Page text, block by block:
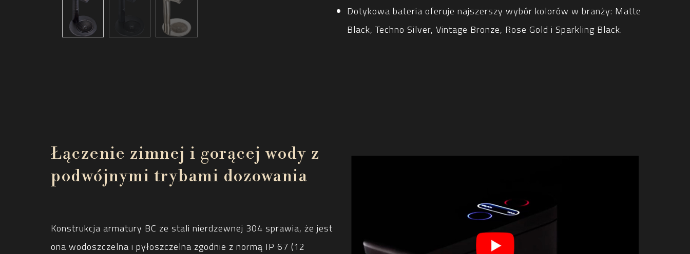
Dotykowa bateria oferuje najszerszy wybór kolorów w branży: Matte
Black, Techno Silver, Vintage Bronze, Rose Gold i Sparkling Black.
Łączenie zimnej i gorącej wody z
podwójnymi trybami dozowania
Konstrukcja armatury BC ze stali nierdzewnej 304 sprawia, że jest
ona wodoszczelna i pyłoszczelna zgodnie z normą IP 67 (12